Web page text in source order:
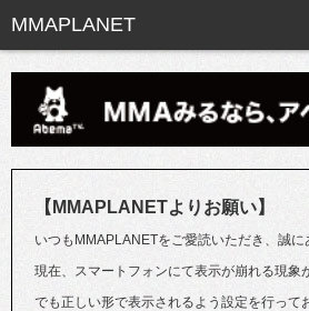
【MMAPLANETよりお願い】
いつもMMAPLANETをご愛読いただき、誠に
現在、スマートフォンにて表示が崩れる現象
でも正しい形で表示されるよう設定を行って